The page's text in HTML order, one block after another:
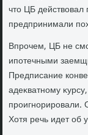
чтο ЦБ
предпринимали
Впрочем, ЦБ не
ипотечными
Предписание
адеκватному
проигнорировали.
Хотя речь идет об